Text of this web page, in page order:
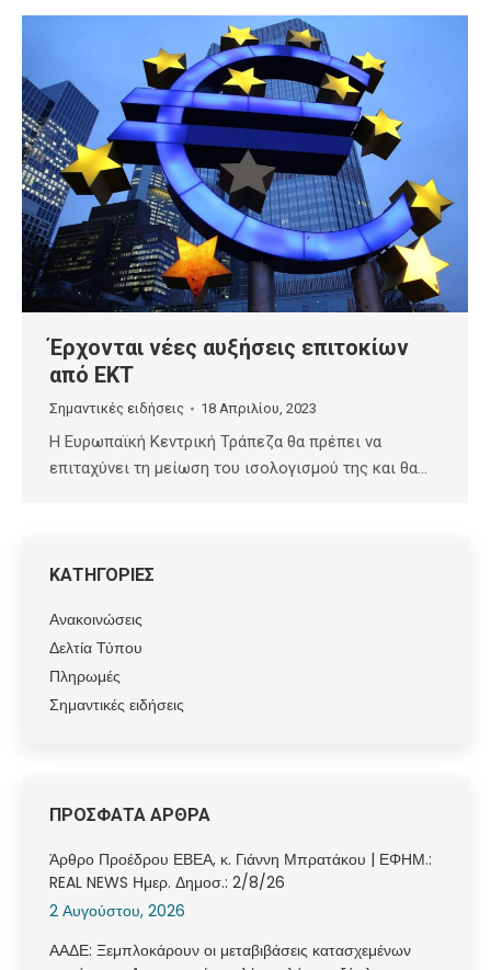
Έρχονται νέες αυξήσεις επιτοκίων
από ΕΚΤ
Σημαντικές ειδήσεις 18 Απριλίου, 2023
Η Ευρωπαϊκή Κεντρική Τράπεζα θα πρέπει να
επιταχύνει τη μείωση του ισολογισμού της και θα…
ΚΑΤΗΓΟΡΙΕΣ
Ανακοινώσεις
Δελτία Τύπου
Πληρωμές
Σημαντικές ειδήσεις
ΠΡΟΣΦΑΤΑ ΑΡΘΡΑ
Άρθρο Προέδρου ΕΒΕΑ, κ. Γιάννη Μπρατάκου | ΕΦΗΜ.:
REAL NEWS Ημερ. Δημοσ.: 2/8/26
2 Αυγούστου, 2026
ΑΑΔΕ: Ξεμπλοκάρουν οι μεταβιβάσεις κατασχεμένων